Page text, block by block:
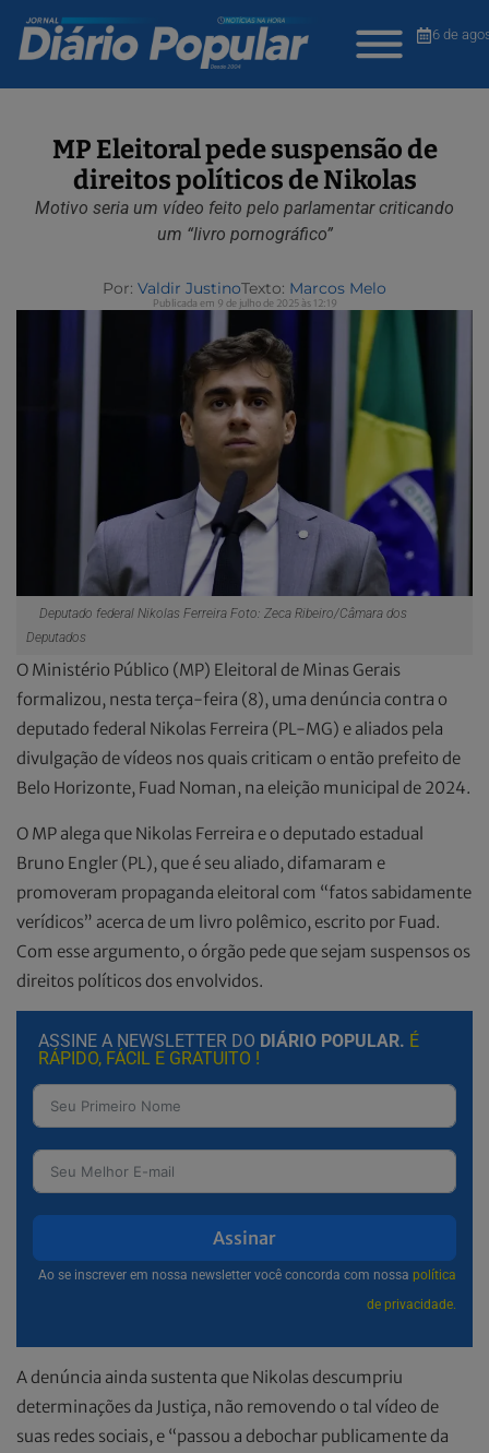
6 de
MP Eleitoral pede suspensão de
direitos políticos de Nikolas
Motivo seria um vídeo feito pelo parlamentar criticando
um “livro pornográfico”
Por: Valdir JustinoTexto: Marcos Melo
Publicada em 9 de julho de 2025 às 12:19
Deputado federal Nikolas Ferreira Foto: Zeca Ribeiro/Câmara dos
Deputados
O Ministério Público (MP) Eleitoral de Minas Gerais
formalizou, nesta terça-feira (8), uma denúncia contra o
deputado federal Nikolas Ferreira (PL-MG) e aliados pela
divulgação de vídeos nos quais criticam o então prefeito de
Belo Horizonte, Fuad Noman, na eleição municipal de 2024.
O MP alega que Nikolas Ferreira e o deputado estadual
Bruno Engler (PL), que é seu aliado, difamaram e
promoveram propaganda eleitoral com “fatos sabidamente
verídicos” acerca de um livro polêmico, escrito por Fuad.
Com esse argumento, o órgão pede que sejam suspensos os
direitos políticos dos envolvidos.
ASSINE A NEWSLETTER DO DIÁRIO POPULAR. É
RÁPIDO, FÁCIL E GRATUITO !
Assinar
Ao se inscrever em nossa newsletter você concorda com nossa política
de privacidade.
A denúncia ainda sustenta que Nikolas descumpriu
determinações da Justiça, não removendo o tal vídeo de
suas redes sociais, e “passou a debochar publicamente da